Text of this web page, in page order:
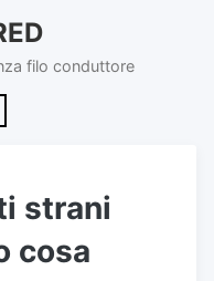
filo conduttore
strani
cosa